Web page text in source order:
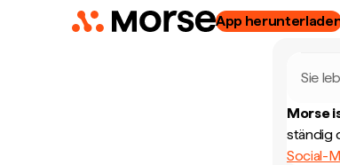
App
Sie
Morse
ständig
Social-